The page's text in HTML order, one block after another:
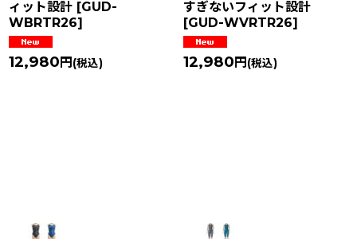
ィット設計 [GUD-
WBRTR26]
12,980 円 (税込)
すぎないフィット設計
[GUD-WVRTR26]
12,980 円 (税込)